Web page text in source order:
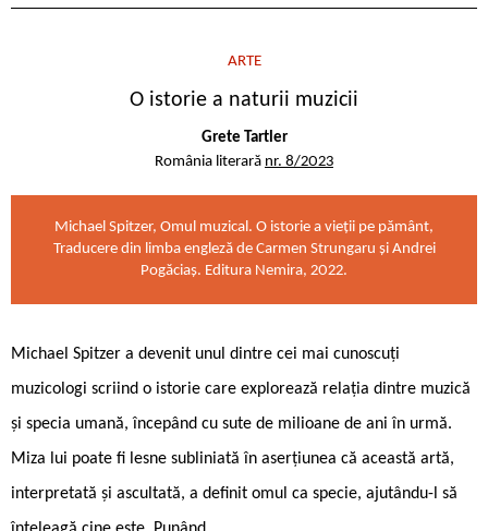
ARTE
O istorie a naturii muzicii
Grete Tartler
România literară nr. 8/2023
Michael Spitzer, Omul muzical. O istorie a vieții pe pământ,
Traducere din limba engleză de Carmen Strungaru și Andrei
Pogăciaș. Editura Nemira, 2022.
Michael Spitzer a devenit unul dintre cei mai cunoscuți
muzicologi scriind o istorie care explorează relația dintre muzică
și specia umană, începând cu sute de milioane de ani în urmă.
Miza lui poate fi lesne subliniată în aserțiunea că această artă,
interpretată și ascultată, a definit omul ca specie, ajutându-l să